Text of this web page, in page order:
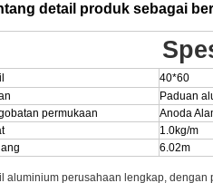
detail produk sebagai
40*60
Paduan
permukaan
Anoda
1.0kg/m
6.02m
aluminium perusahaan lengkap,